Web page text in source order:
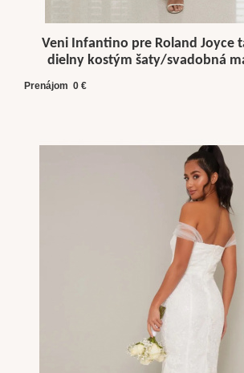
Veni Infantino pre Roland Joyce
dielny kostým šaty/svadobná
Prenájom 0 €